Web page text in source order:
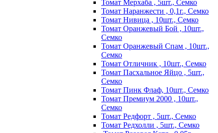
Томат Мерхаба , 5шт., Семко
Томат Наранжести , 0,1г., Семко
Томат Нивица , 10шт., Семко
Томат Оранжевый Бой , 10шт.,
Семко
Томат Оранжевый Спам , 10шт.,
Семко
Томат Отличник , 10шт., Семко
Томат Пасхальное Яйцо , 5шт.,
Семко
Томат Пинк Флаф, 10шт., Семко
Томат Премиум 2000 , 10шт.,
Семко
Томат Редфорт , 5шт., Семко
Томат Редхолли , 5шт., Семко